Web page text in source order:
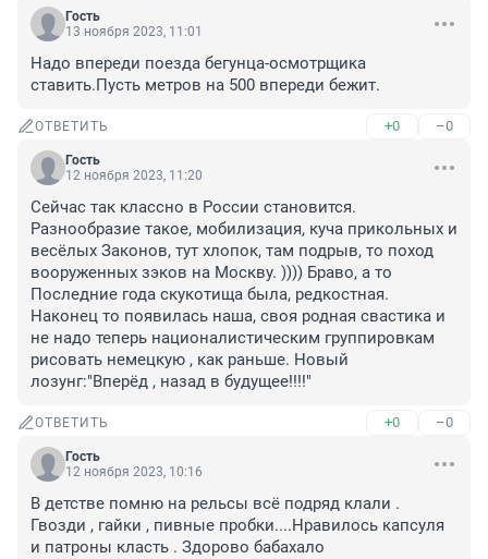
Гость
13 ноября 2023, 11:01
Надо впереди поезда бегунца-осмотрщика
ставить.Пусть метров на 500 впереди бежит.
ОТВЕТИТЬ +0 –0
Гость
12 ноября 2023, 11:20
Сейчас так классно в России становится.
Разнообразие такое, мобилизация, куча прикольных и
весёлых Законов, тут хлопок, там подрыв, то поход
вооруженных зэков на Москву. )))) Браво, а то
Последние года скукотища была, редкостная.
Наконец то появилась наша, своя родная свастика и
не надо теперь националистическим группировкам
рисовать немецкую , как раньше. Новый
лозунг:"Вперёд , назад в будущее!!!!"
ОТВЕТИТЬ +0 –0
Гость
12 ноября 2023, 10:16
В детстве помню на рельсы всё подряд клали .
Гвозди , гайки , пивные пробки....Нравилось капсуля
и патроны класть . Здорово бабахало